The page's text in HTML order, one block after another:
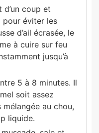
coup et
pour éviter les
d’ail écrasée, le
à cuire sur feu
jusqu’à
5 à 8 minutes. Il
soit assez
mélangée au chou,
liquide.